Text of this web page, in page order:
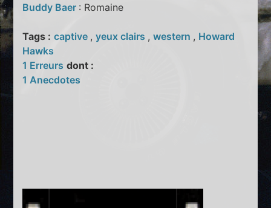
Buddy Baer : Romaine
Tags : captive ,yeux clairs ,western , Howard
Hawks
1 Erreurs dont :
1 Anecdotes